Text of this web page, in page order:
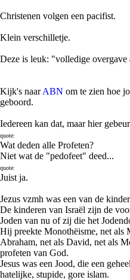
Christenen volgen een pacifist.
Klein verschilletje.
Deze is leuk: "volledige overgave
Kijk's naarABN om te zien hoe
geboord.
Iedereen kan dat, maar hier
quote:
Wat deden alle Profeten?
Niet wat de "pedofeet" deed...
quote:
Juist ja.
Jezus vzmh was een van de
De kinderen van Israël zijn de
Joden van nu of zij die het
Hij preekte Monothëisme, net als
Abraham, net als David, net als
profeten van God.
Jesus was een Jood, die een
hatelijke, stupide, gore islam.